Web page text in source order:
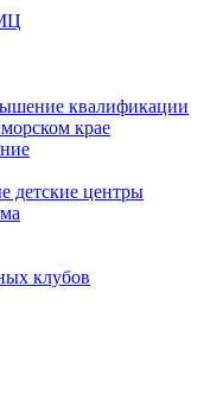
квалификации
крае
детские центры
клубов